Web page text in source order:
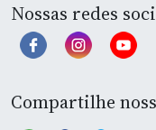
Nossas redes
Compartilhe